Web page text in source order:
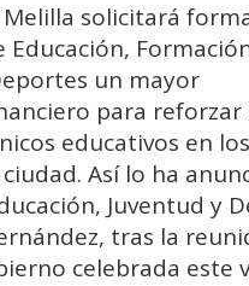
Melilla solicitará
un mayor
para reforzar
educativos en
Así lo ha
Juventud y
tras la
celebrada este